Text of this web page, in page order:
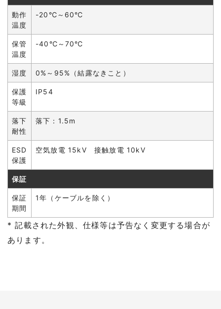
動作
温度
-20℃～60℃
保管
温度
-40℃～70℃
湿度 0%～95%（結露なきこと）
保護
等級
IP54
落下
耐性
落下：1.5m
ESD
保護
空気放電 15kV 接触放電 10kV
保証
保証
期間
1年（ケーブルを除く）
* 記載された外観、仕様等は予告なく変更する場合が
あります。